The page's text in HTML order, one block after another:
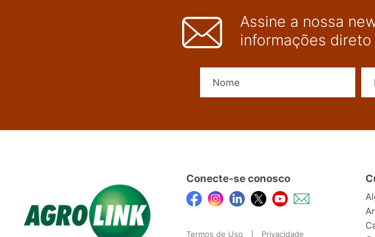
Assine a nossa
informações direto
Conecte-se conosco
Termos de Uso Privacidade